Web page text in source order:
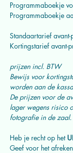
Programmaboekje
Programmaboekje
Standaartarief
Kortingstarief avant-
prijzen incl. BTW
Bewijs voor
worden aan de
De prijzen voor de
lager wegens risico
fotografie in de zaal.
Heb je recht op het
Geef voor het